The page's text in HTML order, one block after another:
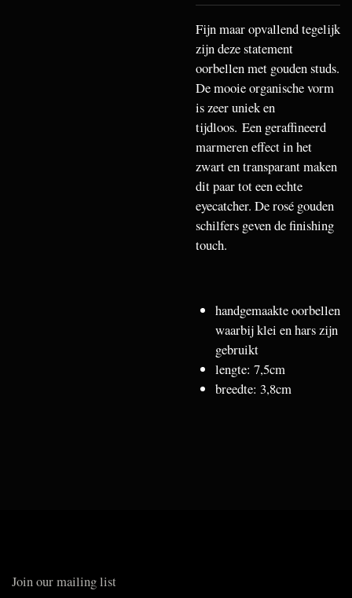
Fijn maar opvallend tegelijk
zijn deze statement
oorbellen met gouden studs.
De mooie organische vorm
is zeer uniek en
tijdloos. Een geraffineerd
marmeren effect in het
zwart en transparant maken
dit paar tot een echte
eyecatcher. De rosé gouden
schilfers geven de finishing
touch.
handgemaakte oorbellen
waarbij klei en hars zijn
gebruikt
lengte: 7,5cm
breedte: 3,8cm
Join our mailing list